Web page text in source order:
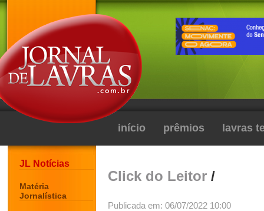
início prêmios lavras
JL Notícias
Matéria
Jornalística
Click do Leitor /
Publicada em: 06/07/2022 10:00